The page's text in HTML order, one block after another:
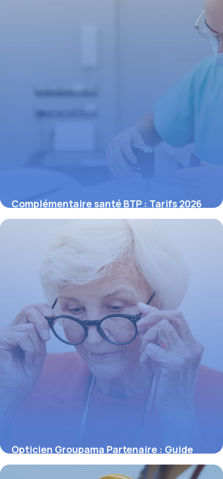
Complémentaire santé BTP : Tarifs 2026
17 mai 2026
Opticien Groupama Partenaire : Guide
2026